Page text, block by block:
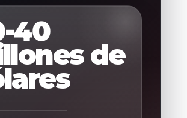
40
de